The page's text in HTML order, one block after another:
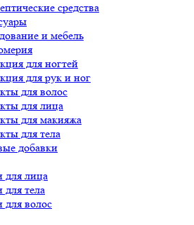
средства
и мебель
для ногтей
для рук и ног
для волос
для лица
для макияжа
для тела
добавки
для лица
для тела
для волос